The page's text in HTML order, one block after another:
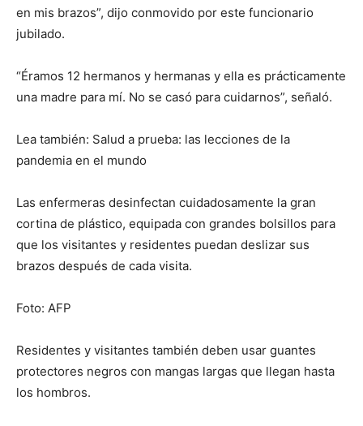
en mis brazos”, dijo conmovido por este funcionario
jubilado.
“Éramos 12 hermanos y hermanas y ella es prácticamente
una madre para mí. No se casó para cuidarnos”, señaló.
Lea también: Salud a prueba: las lecciones de la
pandemia en el mundo
Las enfermeras desinfectan cuidadosamente la gran
cortina de plástico, equipada con grandes bolsillos para
que los visitantes y residentes puedan deslizar sus
brazos después de cada visita.
Foto: AFP
Residentes y visitantes también deben usar guantes
protectores negros con mangas largas que llegan hasta
los hombros.